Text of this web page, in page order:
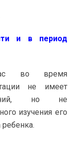
и в период
во время
не имеет
но не
изучения его